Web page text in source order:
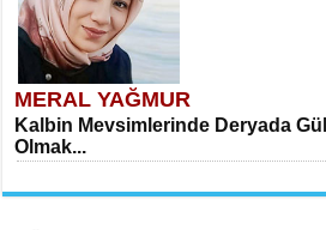
MERAL YAĞMUR
Kalbin Mevsimlerinde Deryada Gül
Olmak...